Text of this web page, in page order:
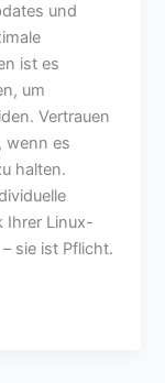
und
ist es
um
Vertrauen
wenn es
halten.
Ihrer Linux-
sie ist Pflicht.